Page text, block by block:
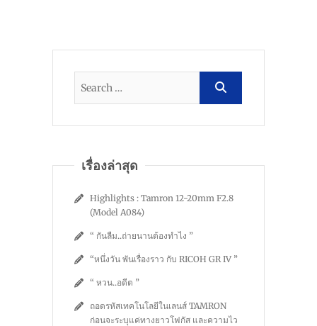
เรื่องล่าสุด
Highlights : Tamron 12-20mm F2.8
(Model A084)
“ กันลืม..ถ่ายนานต้องทำไง ”
“หนึ่งวัน พันเรื่องราว กับ RICOH GR IV ”
“ หวน..อดีต ”
ถอดรหัสเทคโนโลยีในเลนส์ TAMRON
ก่อนจะระบุแค่ทางยาวโฟกัส และความไว